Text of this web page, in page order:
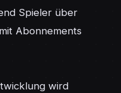
Spieler über
Abonnements
wird